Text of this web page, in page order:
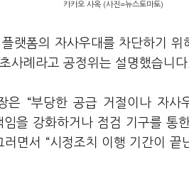
카카오 사옥 (사진=뉴스토마토)
랫폼의 자사우대를 차단하기
사례라고 공정위는 설명했습니다
은 “부당한 공급 거절이나 자사
을 강화하거나 점검 기구를 통
러면서 “시정조치 이행 기간이 끝